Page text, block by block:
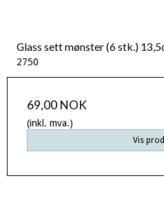
Glass sett mønster (6 stk.)
2750
69,00 NOK
(inkl. mva.)
Vis